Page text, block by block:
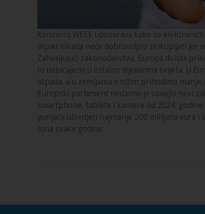
Konzorcij WEEE upozorava kako se elektronički
otpad nikada neće dobrovoljno prikupljati jer
Zahvaljujući zakonodavstvu, Europa doista
to uobičajeno u ostalim dijelovima svijeta. U
otpada, a u zemljama s nižim prihodima manje
Europski parlament nedavno je usvojio novi
smartphone, tablete i kamere od 2024.
punjača uštedjeti najmanje 200 milijuna eura
tona svake godine.